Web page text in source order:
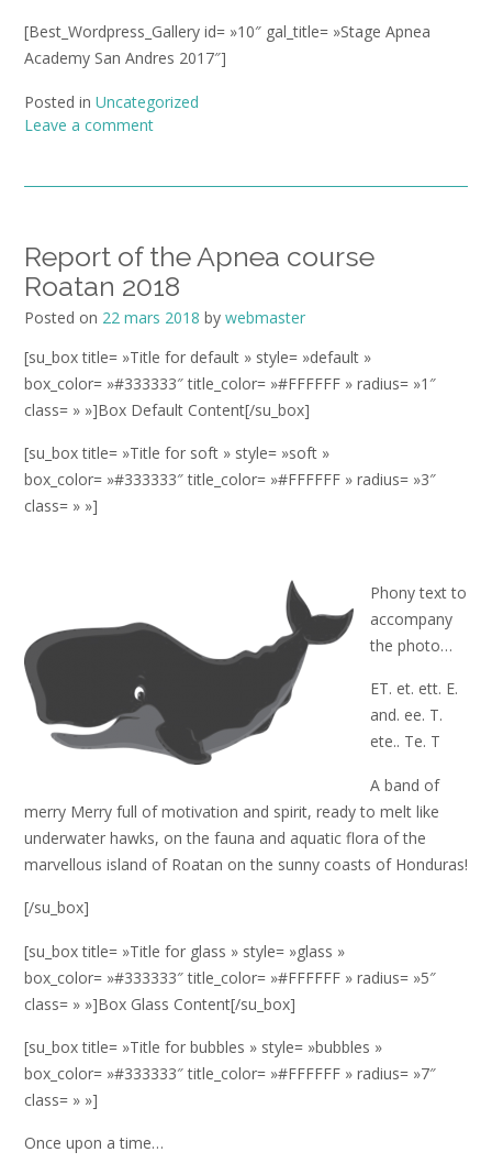
[Best_Wordpress_Gallery id= »10″ gal_title= »Stage Apnea
Academy San Andres 2017″]
Posted in Uncategorized
Leave a comment
Report of the Apnea course
Roatan 2018
Posted on 22 mars 2018 by webmaster
[su_box title= »Title for default » style= »default »
box_color= »#333333″ title_color= »#FFFFFF » radius= »1″
class= » »]Box Default Content[/su_box]
[su_box title= »Title for soft » style= »soft »
box_color= »#333333″ title_color= »#FFFFFF » radius= »3″
class= » »]
Phony text to
accompany
the photo…
ET. et. ett. E.
and. ee. T.
ete.. Te. T
A band of
merry Merry full of motivation and spirit, ready to melt like
underwater hawks, on the fauna and aquatic flora of the
marvellous island of Roatan on the sunny coasts of Honduras!
[/su_box]
[su_box title= »Title for glass » style= »glass »
box_color= »#333333″ title_color= »#FFFFFF » radius= »5″
class= » »]Box Glass Content[/su_box]
[su_box title= »Title for bubbles » style= »bubbles »
box_color= »#333333″ title_color= »#FFFFFF » radius= »7″
class= » »]
Once upon a time…